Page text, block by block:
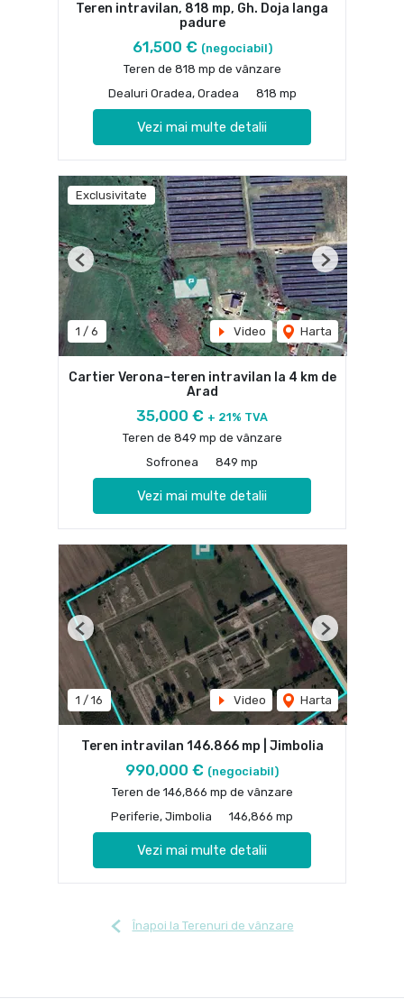
Teren intravilan, 818 mp, Gh. Doja langa
padure
61,500 € (negociabil)
Teren de 818 mp de vânzare
Dealuri Oradea, Oradea
818 mp
Vezi mai multe detalii
Exclusivitate
1 / 6 Video Harta
Previous Next
Cartier Verona–teren intravilan la 4 km de
Arad
35,000 € + 21% TVA
Teren de 849 mp de vânzare
Sofronea
849 mp
Vezi mai multe detalii
1 / 16 Video Harta
Previous Next
Teren intravilan 146.866 mp | Jimbolia
990,000 € (negociabil)
Teren de 146,866 mp de vânzare
Periferie, Jimbolia
146,866 mp
Vezi mai multe detalii
Înapoi la Terenuri de vânzare